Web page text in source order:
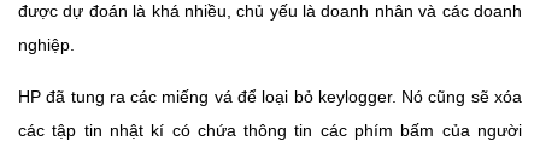
được dự đoán là khá nhiều, chủ yếu là doanh nhân và các doanh
nghiệp.
HP đã tung ra các miếng vá để loại bỏ keylogger. Nó cũng sẽ xóa
các tập tin nhật kí có chứa thông tin các phím bấm của người